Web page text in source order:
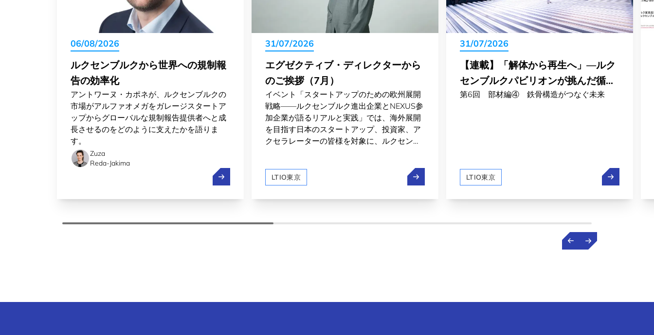
06/08/2026
ルクセンブルクから世界への規制報
告の効率化
アントワーヌ・カポネが、ルクセンブルクの
市場がアルファオメガをガレージスタートア
ップからグローバルな規制報告提供者へと成
長させるのをどのように支えたかを語りま
す。
Zuza
Reda-Jakima
ルクセンブルクから世界への規制報告の効率化
31/07/2026
エグゼクティブ・ディレクターから
のご挨拶（7月）
イベント「スタートアップのための欧州展開
戦略——ルクセンブルク進出企業とNEXUS参
加企業が語るリアルと実践」では、海外展開
を目指す日本のスタートアップ、投資家、ア
クセラレーターの皆様を対象に、ルクセンブ
てお届けしました。また、ルクセンブルクと
日本の宇宙分野での交流の裾野が広がってい
ます。
LTIO東京 エグゼクティブ・ディレクターからのご挨拶（7月）
31/07/2026
【連載】「解体から再生へ」―ルク
センブルクパビリオンが挑んだ循環
の物語
第6回 部材編④ 鉄骨構造がつなぐ未来
LTIO東京 【連載】「解